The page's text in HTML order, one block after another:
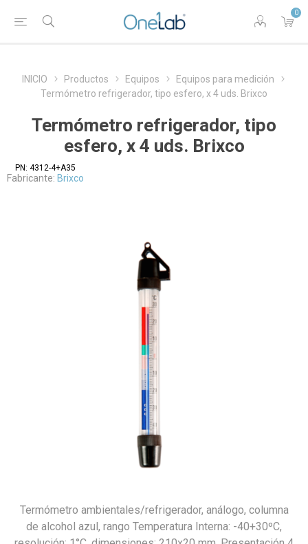
0
INICIO Productos Equipos
Equipos para medición
Termómetro refrigerador, tipo esfero, x 4 uds. Brixco
Termómetro refrigerador, tipo
esfero, x 4 uds. Brixco
PN: 4312-4+A35
Fabricante: Brixco
Termómetro ambientales/refrigerador, análogo, columna
de alcohol azul, rango Temperatura Interna: -40+30ºC,